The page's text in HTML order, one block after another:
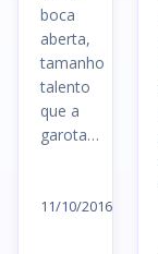
boca
aberta,
tamanho
talento
que a
garota…
11/10/2016